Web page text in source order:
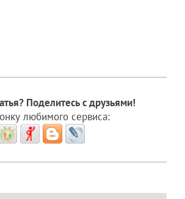
Поделитесь с друзьями!
любимого сервиса: